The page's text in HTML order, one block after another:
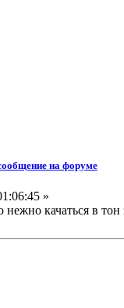
на форуме
»
качаться в тон